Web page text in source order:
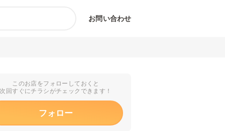
お問い合わせ
このお店をフォローしておくと
次回すぐにチラシがチェックできます！
フォロー